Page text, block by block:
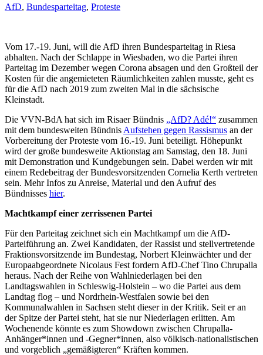
AfD, Bundesparteitag, Proteste
Vom 17.-19. Juni, will die AfD ihren Bundesparteitag in Riesa
abhalten. Nach der Schlappe in Wiesbaden, wo die Partei ihren
Parteitag im Dezember wegen Corona absagen und den Großteil der
Kosten für die angemieteten Räumlichkeiten zahlen musste, geht es
für die AfD nach 2019 zum zweiten Mal in die sächsische
Kleinstadt.
Die VVN-BdA hat sich im Risaer Bündnis „AfD? Adé!“ zusammen
mit dem bundesweiten Bündnis Aufstehen gegen Rassismus an der
Vorbereitung der Proteste vom 16.-19. Juni beteiligt. Höhepunkt
wird der große bundesweite Aktionstag am Samstag, den 18. Juni
mit Demonstration und Kundgebungen sein. Dabei werden wir mit
einem Redebeitrag der Bundesvorsitzenden Cornelia Kerth vertreten
sein. Mehr Infos zu Anreise, Material und den Aufruf des
Bündnisses hier.
Machtkampf einer zerrissenen Partei
Für den Parteitag zeichnet sich ein Machtkampf um die AfD-
Parteiführung an. Zwei Kandidaten, der Rassist und stellvertretende
Fraktionsvorsitzende im Bundestag, Norbert Kleinwächter und der
Europaabgeordnete Nicolaus Fest fordern AfD-Chef Tino Chrupalla
heraus. Nach der Reihe von Wahlniederlagen bei den
Landtagswahlen in Schleswig-Holstein – wo die Partei aus dem
Landtag flog – und Nordrhein-Westfalen sowie bei den
Kommunalwahlen in Sachsen steht dieser in der Kritik. Seit er an
der Spitze der Partei steht, hat sie nur Niederlagen erlitten. Am
Wochenende könnte es zum Showdown zwischen Chrupalla-
Anhänger*innen und -Gegner*innen, also völkisch-nationalistischen
und vorgeblich „gemäßigteren“ Kräften kommen.